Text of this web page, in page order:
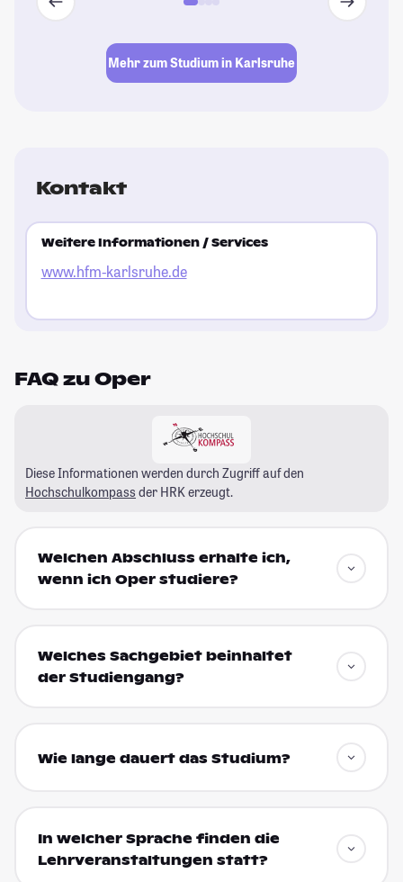
Mehr zum Studium in Karlsruhe
Kontakt
Weitere Informationen / Services
www.hfm-karlsruhe.de
FAQ zu Oper
Diese Informationen werden durch Zugriff auf den
Hochschulkompass der HRK erzeugt.
Welchen Abschluss erhalte ich,
wenn ich Oper studiere?
Welches Sachgebiet beinhaltet
der Studiengang?
Wie lange dauert das Studium?
In welcher Sprache finden die
Lehrveranstaltungen statt?